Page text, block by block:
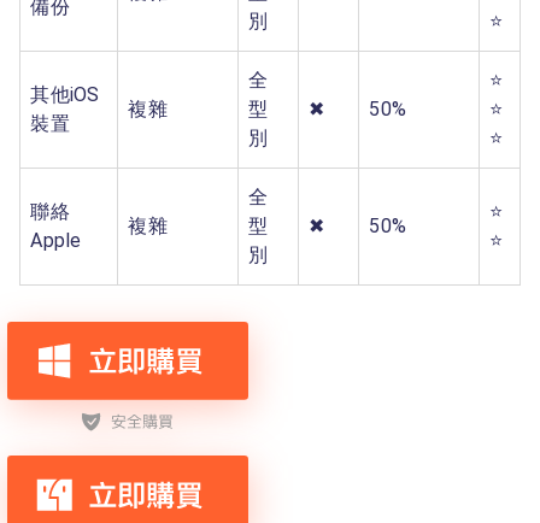
備份
別
⭐
其他iOS
裝置
複雜
全
型
別
✖ 50%
⭐
⭐
⭐
聯絡
Apple
複雜
全
型
別
✖ 50%
⭐
⭐